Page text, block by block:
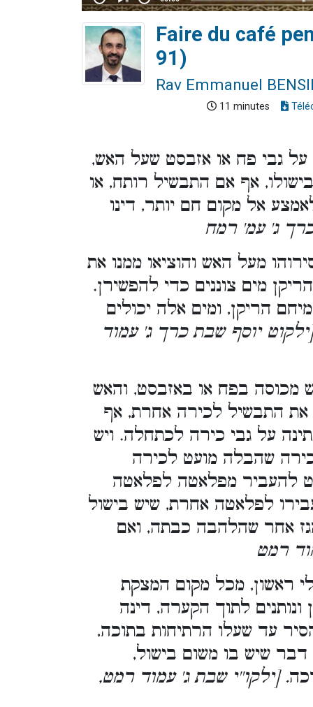
Faire du café
91)
Rav Emmanuel
11 minutes
גבי פח או אזבסט שעל האש,
אף אם התבשיל רותח, או
אל מקום חם יותר, דינו
ג' עמ' רמח
מעל האש והוציאו ממנו את
מים צוננים כדי להפשירן.
הריקן, ומים אלה יכולים
יוסף שבת כרך ג' עמוד
מכוסה בפח או באזבסט, והאש
התבשיל לכירה אחרת, אף
על גבי כירה לכתחלה. ויש
שהבלה מועט לכירה
להעביר מפלאטה לפלאטה
לפלאטה אחרת, שיש בישול
אחר שהלהבה כבתה, ואם
רמט
ראשון, מכל מקום המצקת
לתוך הקערה, דינה
עד שעלו הרתיחות בתוכה,
דבר שיש בו משום בישול,
. [ילקו''י שבת ג' עמוד רמט,